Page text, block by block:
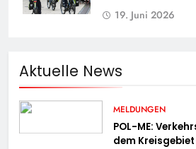
19. Juni 2026
Aktuelle News
MELDUNGEN
POL-ME:
dem